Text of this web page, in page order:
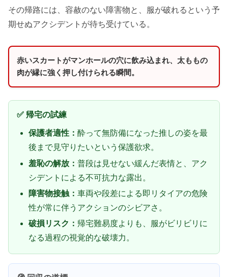
その帰路には、容赦のない障害物と、服が破れるという予
期せぬアクシデントが待ち受けている。
赤いスカートがマンホールの穴に飲み込まれ、太ももの
肉が縁に強く押し付けられる瞬間。
✅ 帰宅の試練
保護者適性：酔って無防備になった推しの姿を最
後まで見守りたいという保護欲求。
羞恥の解放：普段は見せない緩んだ表情と、アク
シデントによる不可抗力な露出。
障害物接触：車両や段差による即リタイアの危険
性が常に伴うアクションのシビアさ。
破損リスク： 帰宅難易度よりも、服がビリビリに
なる過程の視覚的な破壊力。